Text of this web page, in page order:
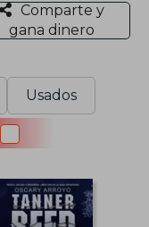
Comparte y
gana dinero
Usados